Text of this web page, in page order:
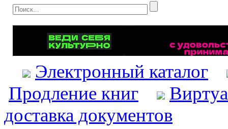
Электронный каталог
Продление книг
доставка документов